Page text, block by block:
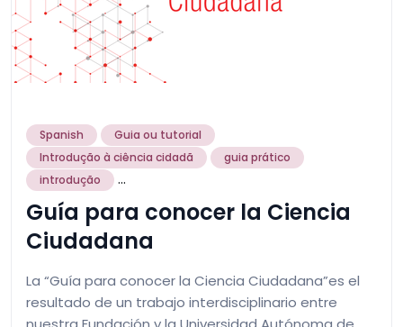
Spanish
Guia ou tutorial
Introdução à ciência cidadã
guia prático
introdução
...
Guía para conocer la Ciencia
Ciudadana
La “Guía para conocer la Ciencia Ciudadana”es el
resultado de un trabajo interdisciplinario entre